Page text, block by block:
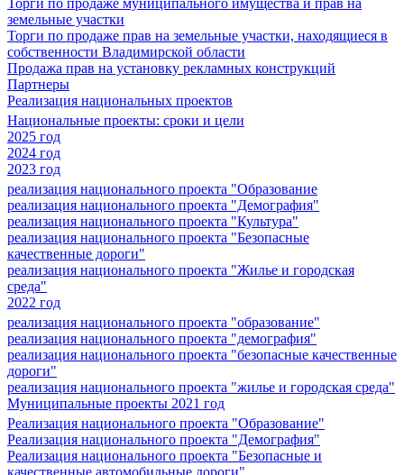
Торги по продаже муниципального имущества и прав на
земельные участки
Торги по продаже прав на земельные участки, находящиеся в
собственности Владимирской области
Продажа прав на установку рекламных конструкций
Партнеры
Реализация национальных проектов
Национальные проекты: сроки и цели
2025 год
2024 год
2023 год
реализация национального проекта "Образование
реализация национального проекта "Демография"
реализация национального проекта "Культура"
реализация национального проекта "Безопасные
качественные дороги"
реализация национального проекта "Жилье и городская
среда"
2022 год
реализация национального проекта "образование"
реализация национального проекта "демография"
реализация национального проекта "безопасные качественные
дороги"
реализация национального проекта "жилье и городская среда"
Муниципальные проекты 2021 год
Реализация национального проекта "Образование"
Реализация национального проекта "Демография"
Реализация национального проекта "Безопасные и
качественные автомобильные дороги"